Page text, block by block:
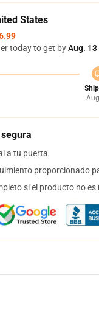
States
today to get byAug. 13
a tu puerta
proporcionado
si el producto no es